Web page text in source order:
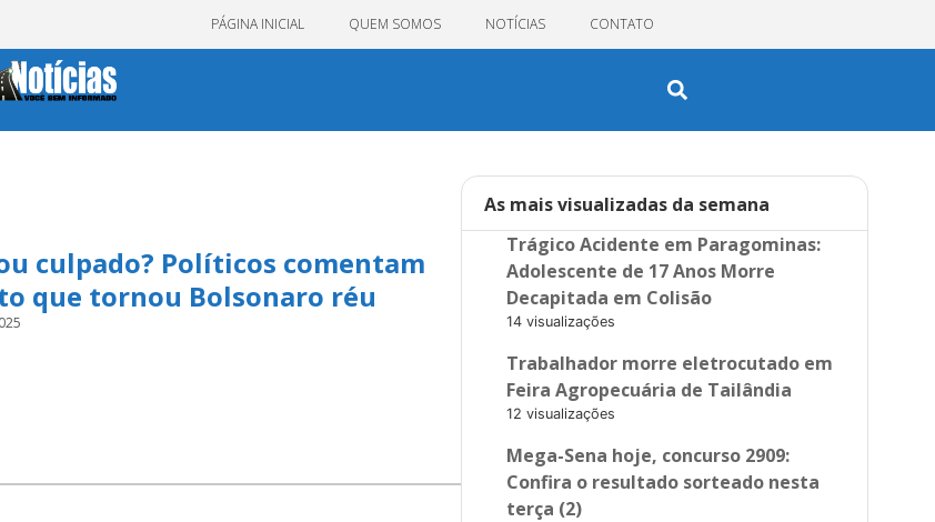
PÁGINA INICIAL QUEM SOMOS NOTÍCIAS CONTATO
culpado? Políticos comentam
que tornou Bolsonaro réu
As mais visualizadas da semana
Trágico Acidente em Paragominas:
Adolescente de 17 Anos Morre
Decapitada em Colisão
14 visualizações
Trabalhador morre eletrocutado em
Feira Agropecuária de Tailândia
12 visualizações
Mega-Sena hoje, concurso 2909:
Confira o resultado sorteado nesta
terça (2)